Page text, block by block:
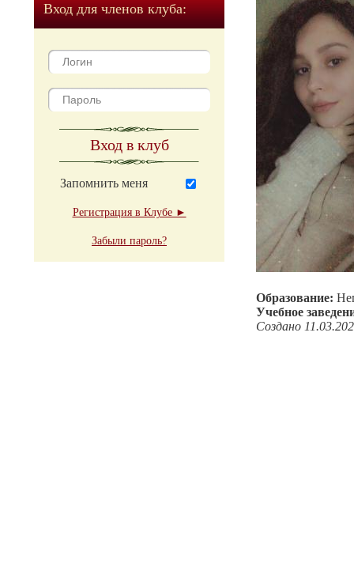
Вход для членов клуба:
Вход в клуб
Запомнить меня
Регистрация в Клубе ►
Забыли пароль?
Образование:
Учебное
Создано